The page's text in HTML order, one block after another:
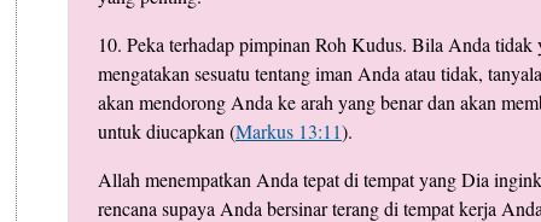
10. Peka terhadap pimpinan Roh Kudus. Bila Anda tidak
mengatakan sesuatu tentang iman Anda atau tidak,
akan mendorong Anda ke arah yang benar dan akan
untuk diucapkan (Markus 13:11).
Allah menempatkan Anda tepat di tempat yang Dia
rencana supaya Anda bersinar terang di tempat kerja